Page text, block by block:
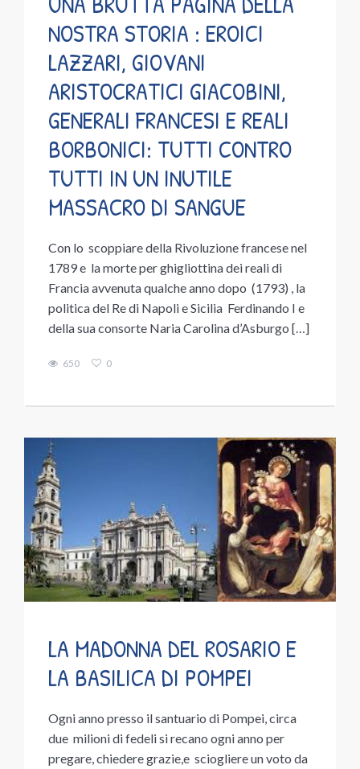
NOSTRA STORIA : EROICI
LAZZARI, GIOVANI
ARISTOCRATICI GIACOBINI,
GENERALI FRANCESI E REALI
BORBONICI: TUTTI CONTRO
TUTTI IN UN INUTILE
MASSACRO DI SANGUE
Con lo scoppiare della Rivoluzione francese nel
1789 e la morte per ghigliottina dei reali di
Francia avvenuta qualche anno dopo (1793) , la
politica del Re di Napoli e Sicilia Ferdinando I e
della sua consorte Naria Carolina d’Asburgo […]
650 0
LA MADONNA DEL ROSARIO E
LA BASILICA DI POMPEI
Ogni anno presso il santuario di Pompei, circa
due milioni di fedeli si recano ogni anno per
pregare, chiedere grazie,e sciogliere un voto da